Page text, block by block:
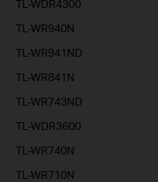
TL-WDR4300
TL-WR940N
TL-WR941ND
TL-WR841N
TL-WR743ND
TL-WDR3600
TL-WR740N
TL-WR710N